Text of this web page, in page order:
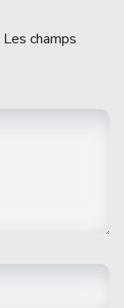
Les champs